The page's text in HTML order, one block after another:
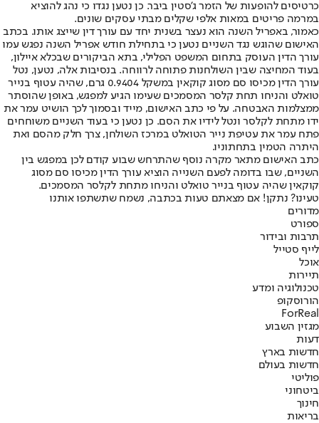
כרטיסים להופעות של הזמר ג'סטין ביבר. כן נטען נגדו כי נהג להוציא
במרמה פריטים במאות אלפי שקלים מבתי עסקים שונים.
כאמור, באפריל השנה הוא נעצר בשנית יחד עם עורך דין שייצג אותו. בכתב
האישום שהוגש נגד השניים נטען כי בתחילת חודש אפריל השנה נפגש עמו
עורך הדין העוסק בתחום המשפט הפלילי, בתא הביקורים שבכלא איילון,
בעוד המחיצה שבין השולחנות פתוחה לרווחה. בנסיבות אלה, נטען, נטל
עורך הדין מכיסו סם מסוג קוקאין במשקל 0.9404 גרם, שהיה עטוף בנייר
טואלט והניחו תחת קלסר המסמכים שעימו הגיע למפגש, באופן שהוסתר
ממצלמות האבטחה. על פי כתב האישום, מייד ובסמוך לכך הושיט עמר את
ידו מתחת לקלסר ונטל לידיו את הסם. כן נטען כי בעוד השניים משוחחים
פתח עמר את עטיפת נייר הטואלט במרכז השולחן, צרך חלק מהסם ואת
היתרה הטמין בתחתוניו.
כתב האישום מתאר מקרה נוסף שהתרחש שבוע קודם לכן במפגש בין
השניים, שבו בדומה לפעם השנייה הוציא עורך הדין מכיסו סם מסוג
קוקאין שהיה עטוף בנייר טואלט והניחו מתחת לקלסר המסמכים.
טעינו? נתקן! אם מצאתם טעות בכתבה, נשמח שתשתפו אותנו
מדורים
ספורט
תרבות ובידור
לייף סטייל
אוכל
תיירות
טכנולוגיה ומדע
הורוסקופ
ForReal
מגזין השבוע
דעות
חדשות בארץ
חדשות בעולם
פוליטי
ביטחוני
חינוך
בריאות